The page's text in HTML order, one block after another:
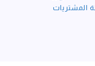
المشتريات